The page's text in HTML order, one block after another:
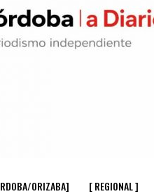
ORIZABA] [ REGIONAL ]